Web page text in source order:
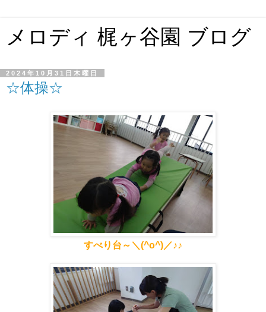
メロディ 梶ヶ谷園 ブログ
2024年10月31日木曜日
☆体操☆
すべり台～＼(^o^)／♪♪